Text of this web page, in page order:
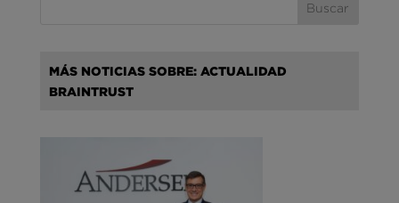
MÁS NOTICIAS SOBRE: ACTUALIDAD
BRAINTRUST